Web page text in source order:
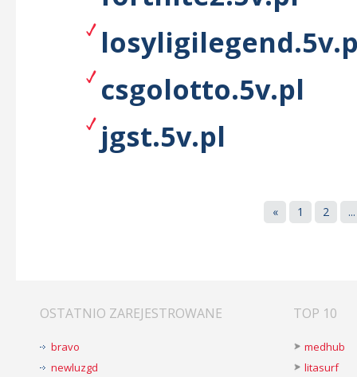
csgolotto.5v.pl
jgst.5v.pl
« 1 2 ...
OSTATNIO ZAREJESTROWANE
bravo
newluzgd
TOP 10
medhub
litasurf